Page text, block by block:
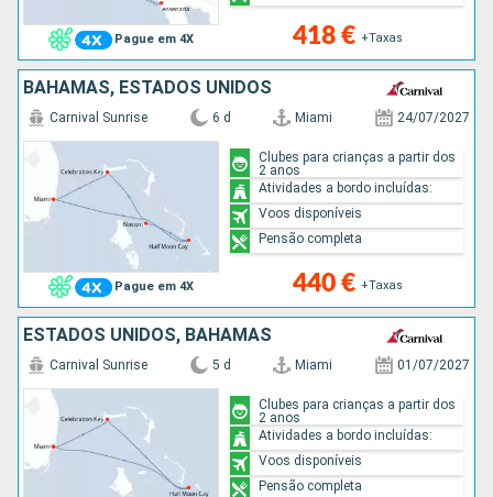
Pague em 4X 418 € +Taxas
BAHAMAS, ESTADOS UNIDOS
Pague em 4X
Carnival Sunrise 6 d Miami 24/07/2027
440 € +Taxas
Clubes para crianças a partir dos
2 anos
Atividades a bordo incluídas:
Voos disponíveis
Pensão completa
ESTADOS UNIDOS, BAHAMAS
Carnival Sunrise 5 d Miami 01/07/2027
Clubes para crianças a partir dos
2 anos
Atividades a bordo incluídas:
Voos disponíveis
Pensão completa